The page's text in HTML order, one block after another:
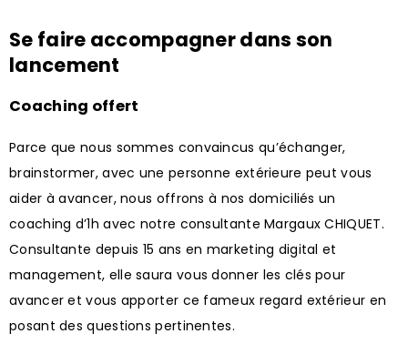
Se faire accompagner dans son
lancement
Coaching offert
Parce que nous sommes convaincus qu’échanger,
brainstormer, avec une personne extérieure peut vous
aider à avancer, nous offrons à nos domiciliés un
coaching d’1h avec notre consultante Margaux CHIQUET.
Consultante depuis 15 ans en marketing digital et
management, elle saura vous donner les clés pour
avancer et vous apporter ce fameux regard extérieur en
posant des questions pertinentes.